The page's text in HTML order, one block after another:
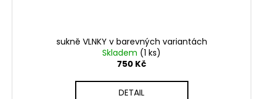
sukně VLNKY v barevných variantách
Skladem (1 ks)
750 Kč
DETAIL